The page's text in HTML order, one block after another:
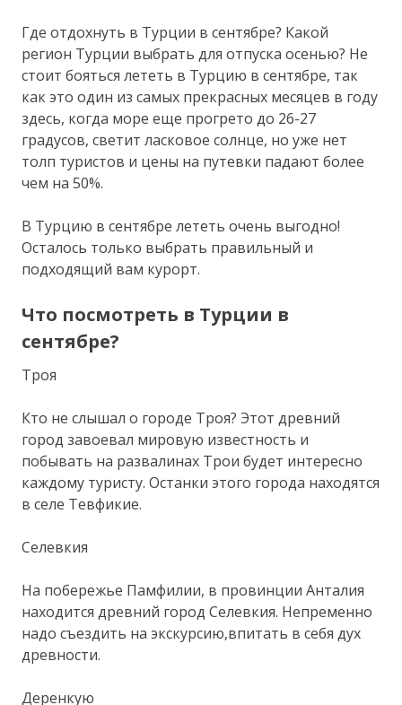
Где отдохнуть в Турции в сентябре? Какой
регион Турции выбрать для отпуска осенью? Не
стоит бояться лететь в Турцию в сентябре, так
как это один из самых прекрасных месяцев в году
здесь, когда море еще прогрето до 26-27
градусов, светит ласковое солнце, но уже нет
толп туристов и цены на путевки падают более
чем на 50%.
В Турцию в сентябре лететь очень выгодно!
Осталось только выбрать правильный и
подходящий вам курорт.
Что посмотреть в Турции в
сентябре?
Троя
Кто не слышал о городе Троя? Этот древний
город завоевал мировую известность и
побывать на развалинах Трои будет интересно
каждому туристу. Останки этого города находятся
в селе Тевфикие.
Селевкия
На побережье Памфилии, в провинции Анталия
находится древний город Селевкия. Непременно
надо съездить на экскурсию,впитать в себя дух
древности.
Деренкую